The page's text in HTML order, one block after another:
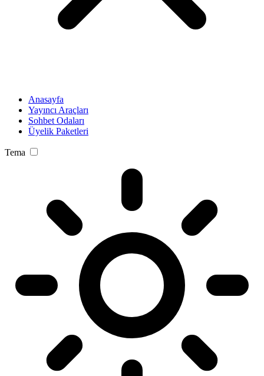
Anasayfa
Yayıncı Araçları
Sohbet Odaları
Üyelik Paketleri
Tema